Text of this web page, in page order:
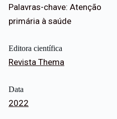
Palavras-chave: Atenção
primária à saúde
Editora científica
Revista Thema
Data
2022